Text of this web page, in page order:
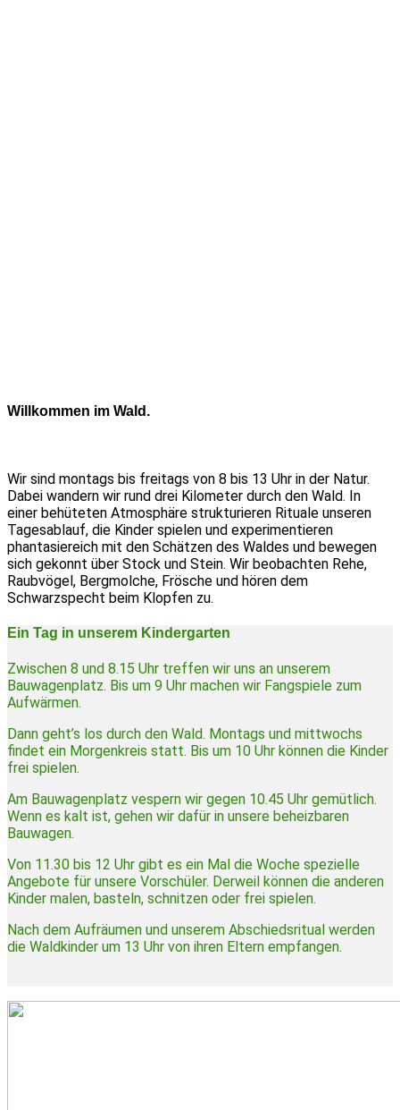
Willkommen im Wald.
Wir sind montags bis freitags von 8 bis 13 Uhr in der Natur.
Dabei wandern wir rund drei Kilometer durch den Wald. In
einer behüteten Atmosphäre strukturieren Rituale unseren
Tagesablauf, die Kinder spielen und experimentieren
phantasiereich mit den Schätzen des Waldes und bewegen
sich gekonnt über Stock und Stein. Wir beobachten Rehe,
Raubvögel, Bergmolche, Frösche und hören dem
Schwarzspecht beim Klopfen zu.
Ein Tag in unserem Kindergarten
Zwischen 8 und 8.15 Uhr treffen wir uns an unserem
Bauwagenplatz. Bis um 9 Uhr machen wir Fangspiele zum
Aufwärmen.
Dann geht’s los durch den Wald. Montags und mittwochs
findet ein Morgenkreis statt. Bis um 10 Uhr können die Kinder
frei spielen.
Am Bauwagenplatz vespern wir gegen 10.45 Uhr gemütlich.
Wenn es kalt ist, gehen wir dafür in unsere beheizbaren
Bauwagen.
Von 11.30 bis 12 Uhr gibt es ein Mal die Woche spezielle
Angebote für unsere Vorschüler. Derweil können die anderen
Kinder malen, basteln, schnitzen oder frei spielen.
Nach dem Aufräumen und unserem Abschiedsritual werden
die Waldkinder um 13 Uhr von ihren Eltern empfangen.